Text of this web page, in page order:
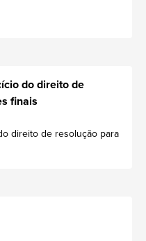
do direito de
finais
direito de resolução para